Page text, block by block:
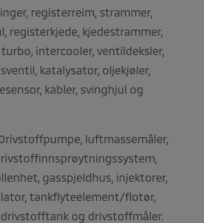
registerreim, strammer,
registerkjede, kjedestrammer,
intercooler, ventildeksler,
katalysator, oljekjøler,
kabler, svinghjul og
luftmassemåler,
gasspjeldhus, injektorer,
tankflyteelement/flotør,
og drivstoffmåler.